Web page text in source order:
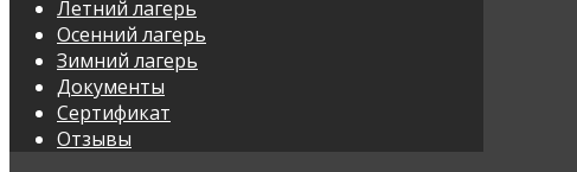
Летний лагерь
Осенний лагерь
Зимний лагерь
Документы
Сертификат
Отзывы